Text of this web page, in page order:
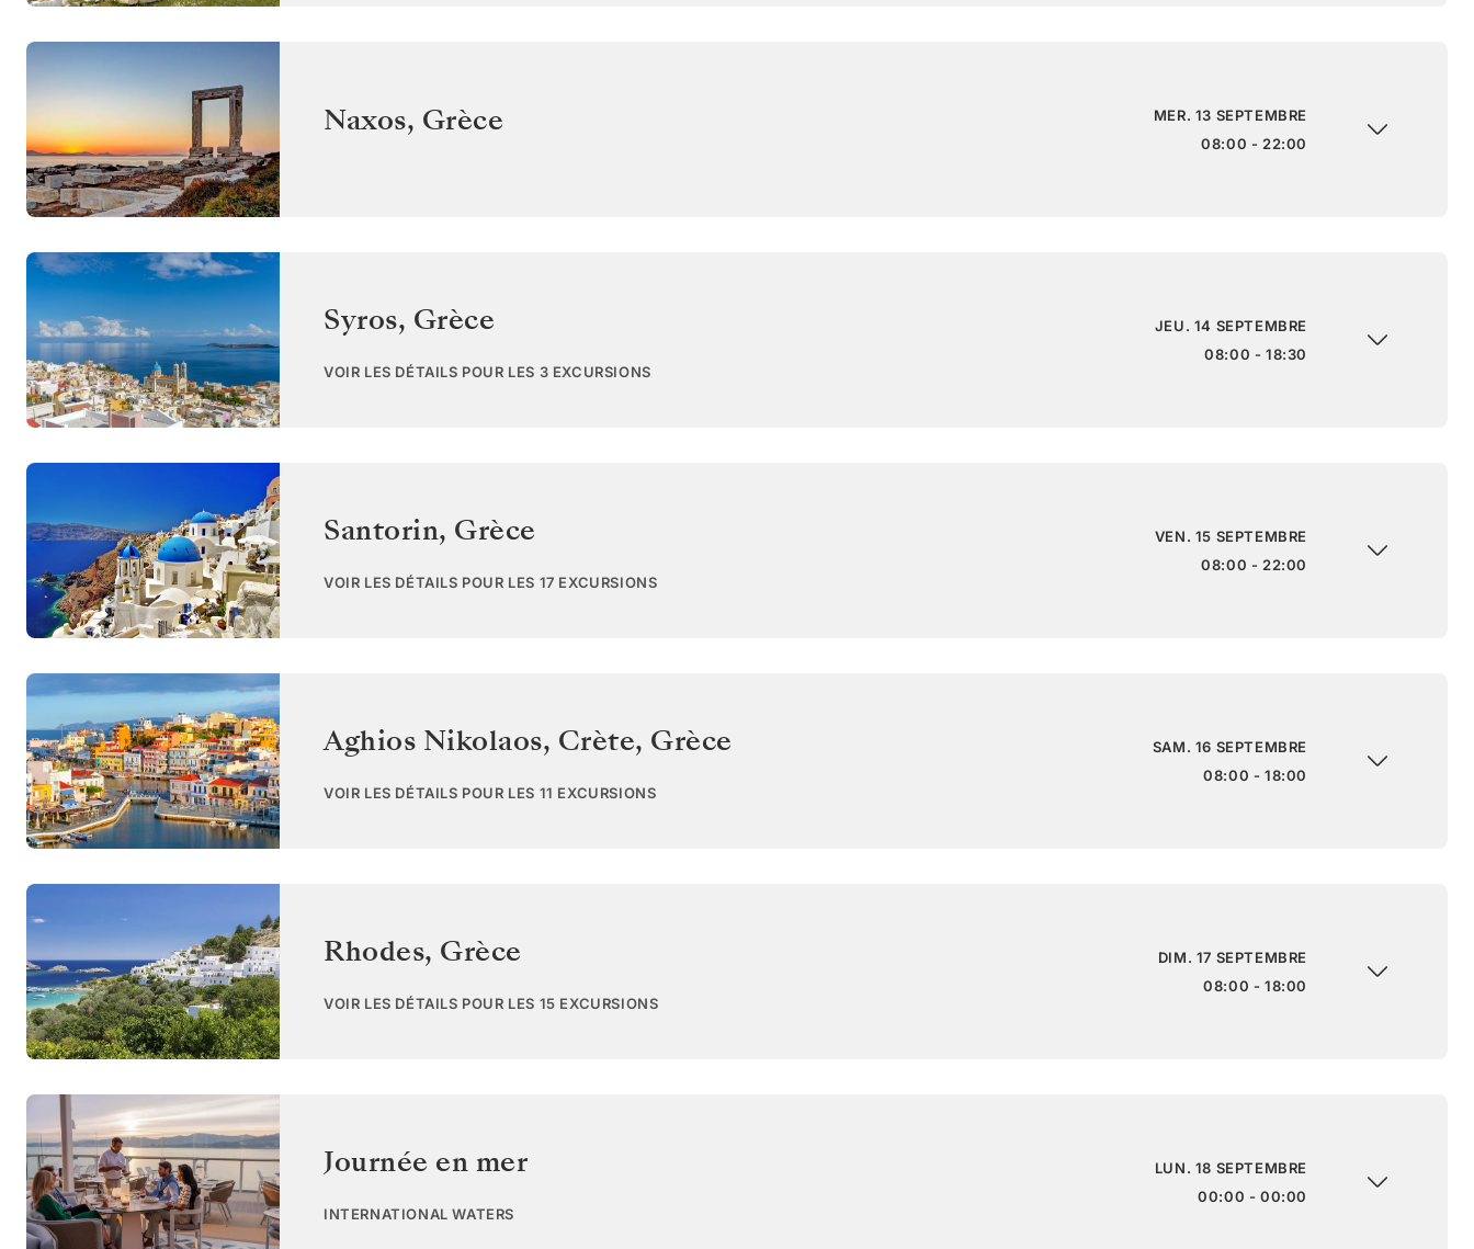
Naxos, Grèce
MER. 13 SEPTEMBRE
08:00 - 22:00
Syros, Grèce
VOIR LES DÉTAILS POUR LES 3 EXCURSIONS
JEU. 14 SEPTEMBRE
08:00 - 18:30
Santorin, Grèce
VOIR LES DÉTAILS POUR LES 17 EXCURSIONS
VEN. 15 SEPTEMBRE
08:00 - 22:00
Aghios Nikolaos, Crète, Grèce
VOIR LES DÉTAILS POUR LES 11 EXCURSIONS
SAM. 16 SEPTEMBRE
08:00 - 18:00
Rhodes, Grèce
VOIR LES DÉTAILS POUR LES 15 EXCURSIONS
DIM. 17 SEPTEMBRE
08:00 - 18:00
Journée en mer
INTERNATIONAL WATERS
LUN. 18 SEPTEMBRE
00:00 - 00:00